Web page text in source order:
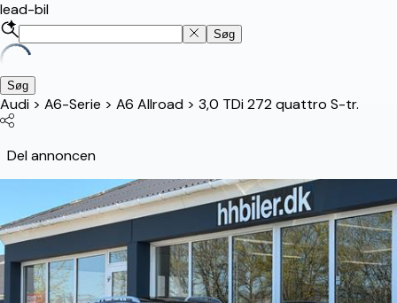
lead-bil
Søg
Søg
Audi > A6-Serie > A6 Allroad > 3,0 TDi 272 quattro S-tr.
Del annoncen